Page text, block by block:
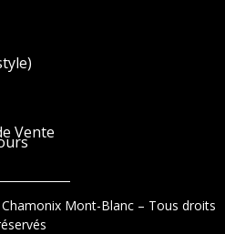
Vente
Mont-Blanc – Tous droits